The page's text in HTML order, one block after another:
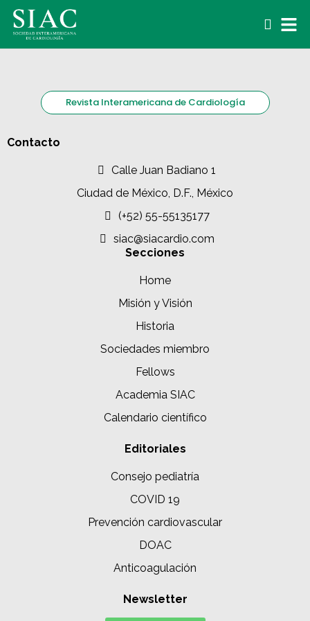
Revista Interamericana de Cardiología
Contacto
Calle Juan Badiano 1
Ciudad de México, D.F., México
(+52) 55-55135177
siac@siacardio.com
Secciones
Home
Misión y Visión
Historia
Sociedades miembro
Fellows
Academia SIAC
Calendario científico
Editoriales
Consejo pediatría
COVID 19
Prevención cardiovascular
DOAC
Anticoagulación
Newsletter